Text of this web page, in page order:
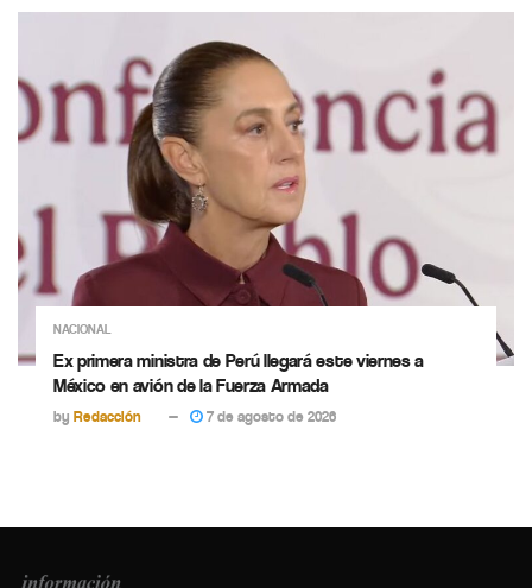
NACIONAL
Ex primera ministra de Perú llegará este viernes a
México en avión de la Fuerza Armada
by Redacción 7 de agosto de 2026